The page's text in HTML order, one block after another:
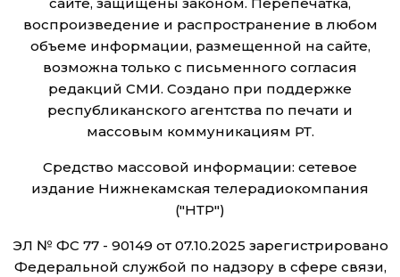
воспроизведение и распространение в любом
объеме информации, размещенной на сайте,
возможна только с письменного согласия
редакций СМИ. Создано при поддержке
республиканского агентства по печати и
массовым коммуникациям РТ.
Средство массовой информации: сетевое
издание Нижнекамская телерадиокомпания
("НТР")
ЭЛ № ФС 77 - 90149 от 07.10.2025 зарегистрировано
Федеральной службой по надзору в сфере связи,